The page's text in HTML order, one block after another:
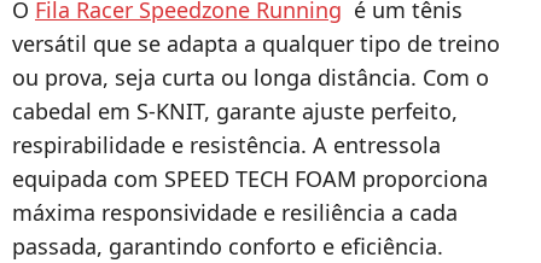
O Fila Racer Speedzone Running é um tênis
versátil que se adapta a qualquer tipo de treino
ou prova, seja curta ou longa distância. Com o
cabedal em S-KNIT, garante ajuste perfeito,
respirabilidade e resistência. A entressola
equipada com SPEED TECH FOAM proporciona
máxima responsividade e resiliência a cada
passada, garantindo conforto e eficiência.